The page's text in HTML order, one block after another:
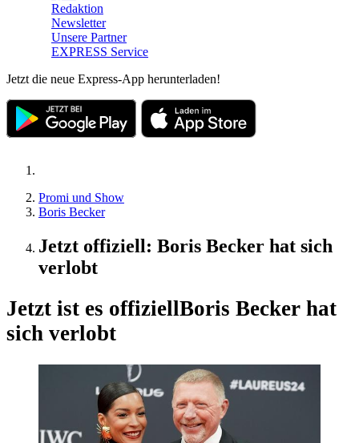
Redaktion
Newsletter
Unsere Partner
EXPRESS Service
Jetzt die neue Express-App herunterladen!
Promi und Show
Boris Becker
Jetzt offiziell: Boris Becker hat sich
verlobt
Jetzt ist es offiziellBoris Becker hat
sich verlobt